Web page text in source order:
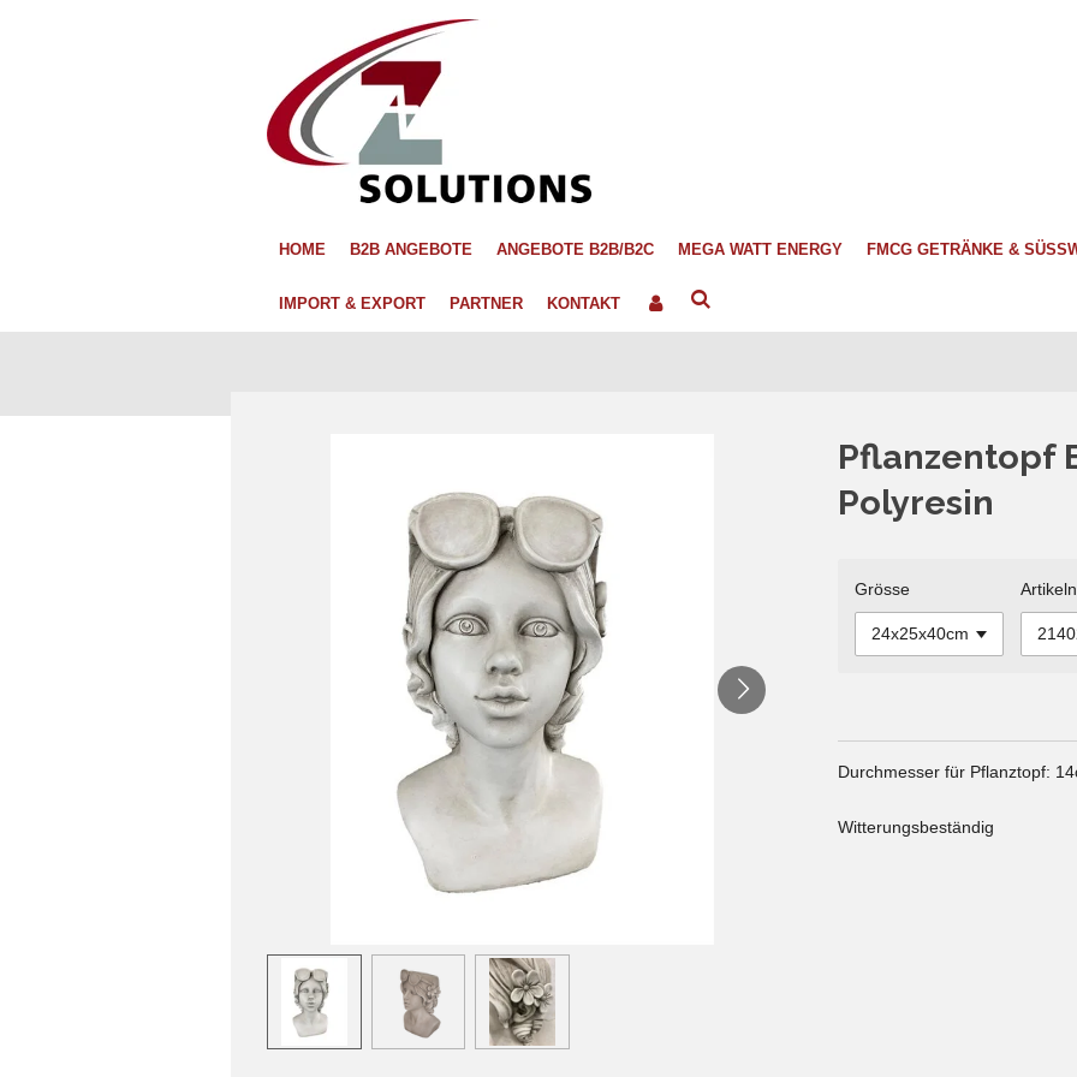
HOME B2B ANGEBOTE ANGEBOTE B2B/B2C MEGA WATT ENERGY FMCG GETRÄNKE &
IMPORT & EXPORT PARTNER KONTAKT
Pflanzentopf
Polyresin
Grösse
Durchmesser für Pflanztopf:
Witterungsbeständig